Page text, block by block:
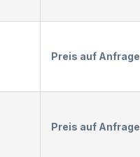
Preis auf Anfrage
Preis auf Anfrage